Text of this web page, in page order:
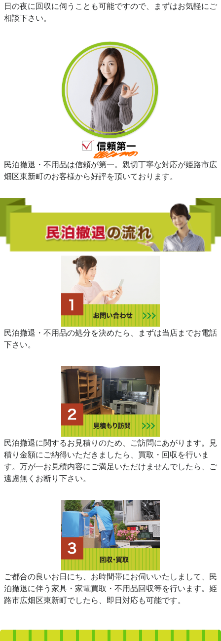
日の夜に回収に伺うことも可能ですので、まずはお気軽にご
相談下さい。
民泊撤退・不用品は信頼が第一。親切丁寧な対応が姫路市広
畑区東新町のお客様から好評を頂いております。
民泊撤退・不用品の処分を決めたら、まずは当店までお電話
下さい。
民泊撤退に関するお見積りのため、ご訪問にあがります。見
積り金額にご納得いただきましたら、買取・回収を行いま
す。万が一お見積内容にご満足いただけませんでしたら、ご
遠慮無くお断り下さい。
ご都合の良いお日にち、お時間帯にお伺いいたしまして、民
泊撤退に伴う家具・家電買取・不用品回収等を行います。姫
路市広畑区東新町でしたら、即日対応も可能です。